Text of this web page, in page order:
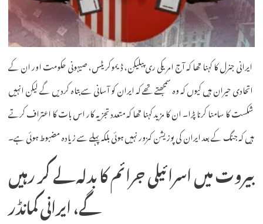
ایرانی جنرل کا کہنا تھا کہ آج امریکی ری پبلیکن، ڈیموکریٹس، صیہونی حکومت اور ان کے
اتحادی حیران ہیں کیوں کہ وہ سمجھتے تھے کہ ایران کو آسانی سے بتاہ کردیں گے لیکن انہیں
شکست کا سامنا کرنا پڑا۔ ان کا مزید کہنا تھا کہ متعدد تجزیہ کار اس بات کا اعتراف کرتے
ہیں کہ جنگ کے بعد ایران کی پوزیشن کمزور نہیں ہوئی بلکہ پہلے سے زیادہ مضبوط ہوئی ہے۔
بیروت میں اسرائیلی جرائم کا بدلہ لے کر رہیں
گے، ایرانی کمانڈر